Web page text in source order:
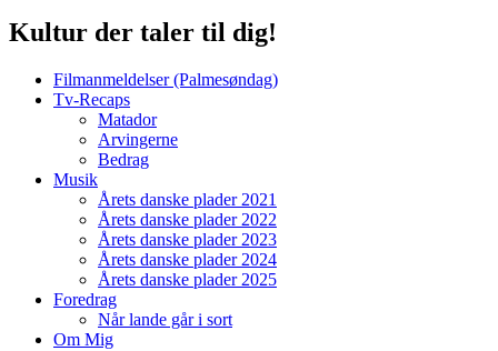
Kultur der taler til dig!
Filmanmeldelser (Palmesøndag)
Tv-Recaps
Matador
Arvingerne
Bedrag
Musik
Årets danske plader 2021
Årets danske plader 2022
Årets danske plader 2023
Årets danske plader 2024
Årets danske plader 2025
Foredrag
Når lande går i sort
Om Mig